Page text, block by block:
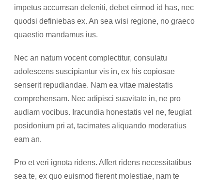
impetus accumsan deleniti, debet eirmod id has, nec
quodsi definiebas ex. An sea wisi regione, no graeco
quaestio mandamus ius.
Nec an natum vocent complectitur, consulatu
adolescens suscipiantur vis in, ex his copiosae
senserit repudiandae. Nam ea vitae maiestatis
comprehensam. Nec adipisci suavitate in, ne pro
audiam vocibus. Iracundia honestatis vel ne, feugiat
posidonium pri at, tacimates aliquando moderatius
eam an.
Pro et veri ignota ridens. Affert ridens necessitatibus
sea te, ex quo euismod fierent molestiae, nam te